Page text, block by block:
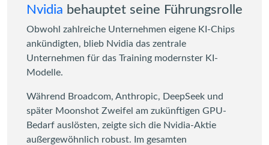
Nvidia behauptet seine Führungsrolle
Obwohl zahlreiche Unternehmen eigene KI-Chips
ankündigten, blieb Nvidia das zentrale
Unternehmen für das Training modernster KI-
Modelle.
Während Broadcom, Anthropic, DeepSeek und
später Moonshot Zweifel am zukünftigen GPU-
Bedarf auslösten, zeigte sich die Nvidia-Aktie
außergewöhnlich robust. Im gesamten